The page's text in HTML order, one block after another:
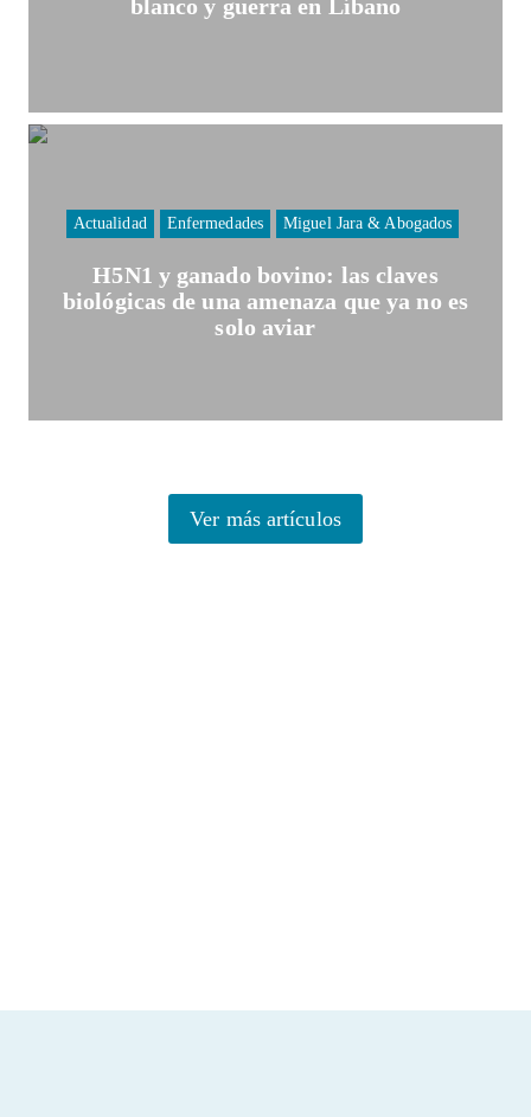
blanco y guerra en Líbano
Actualidad Enfermedades Miguel Jara & Abogados
H5N1 y ganado bovino: las claves
biológicas de una amenaza que ya no es
solo aviar
Ver más artículos